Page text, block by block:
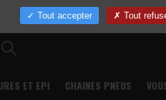
Occasions Devenir revendeur
ET EPI CHAINES PNEUS
Tout accepter Tout